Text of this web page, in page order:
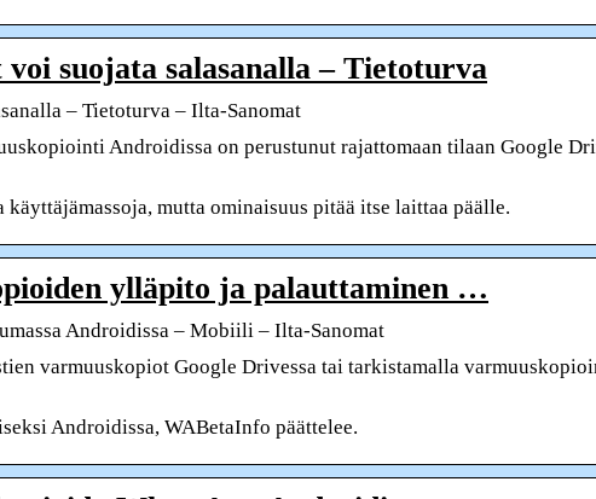
suojata salasanalla – Tietoturva
– Tietoturva – Ilta-Sanomat
Androidissa on perustunut rajattomaan tilaan Google
mutta ominaisuus pitää itse laittaa päälle.
ylläpito ja palauttaminen …
Androidissa – Mobiili – Ilta-Sanomat
varmuuskopiot Google Drivessa tai tarkistamalla
Androidissa, WABetaInfo päättelee.